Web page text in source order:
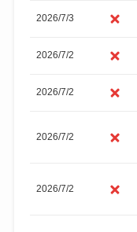
2026/7/3
2026/7/2
2026/7/2
2026/7/2
2026/7/2